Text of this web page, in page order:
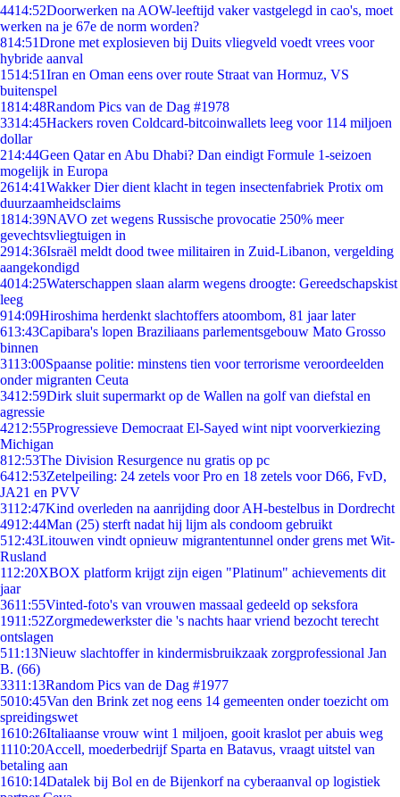
4414:52Doorwerken na AOW-leeftijd vaker vastgelegd in cao's, moet
werken na je 67e de norm worden?
814:51Drone met explosieven bij Duits vliegveld voedt vrees voor
hybride aanval
1514:51Iran en Oman eens over route Straat van Hormuz, VS
buitenspel
1814:48Random Pics van de Dag #1978
3314:45Hackers roven Coldcard-bitcoinwallets leeg voor 114 miljoen
dollar
214:44Geen Qatar en Abu Dhabi? Dan eindigt Formule 1-seizoen
mogelijk in Europa
2614:41Wakker Dier dient klacht in tegen insectenfabriek Protix om
duurzaamheidsclaims
1814:39NAVO zet wegens Russische provocatie 250% meer
gevechtsvliegtuigen in
2914:36Israël meldt dood twee militairen in Zuid-Libanon, vergelding
aangekondigd
4014:25Waterschappen slaan alarm wegens droogte: Gereedschapskist
leeg
914:09Hiroshima herdenkt slachtoffers atoombom, 81 jaar later
613:43Capibara's lopen Braziliaans parlementsgebouw Mato Grosso
binnen
3113:00Spaanse politie: minstens tien voor terrorisme veroordeelden
onder migranten Ceuta
3412:59Dirk sluit supermarkt op de Wallen na golf van diefstal en
agressie
4212:55Progressieve Democraat El-Sayed wint nipt voorverkiezing
Michigan
812:53The Division Resurgence nu gratis op pc
6412:53Zetelpeiling: 24 zetels voor Pro en 18 zetels voor D66, FvD,
JA21 en PVV
3112:47Kind overleden na aanrijding door AH-bestelbus in Dordrecht
4912:44Man (25) sterft nadat hij lijm als condoom gebruikt
512:43Litouwen vindt opnieuw migrantentunnel onder grens met Wit-
Rusland
112:20XBOX platform krijgt zijn eigen "Platinum" achievements dit
jaar
3611:55Vinted-foto's van vrouwen massaal gedeeld op seksfora
1911:52Zorgmedewerkster die 's nachts haar vriend bezocht terecht
ontslagen
511:13Nieuw slachtoffer in kindermisbruikzaak zorgprofessional Jan
B. (66)
3311:13Random Pics van de Dag #1977
5010:45Van den Brink zet nog eens 14 gemeenten onder toezicht om
spreidingswet
1610:26Italiaanse vrouw wint 1 miljoen, gooit kraslot per abuis weg
1110:20Accell, moederbedrijf Sparta en Batavus, vraagt uitstel van
betaling aan
1610:14Datalek bij Bol en de Bijenkorf na cyberaanval op logistiek